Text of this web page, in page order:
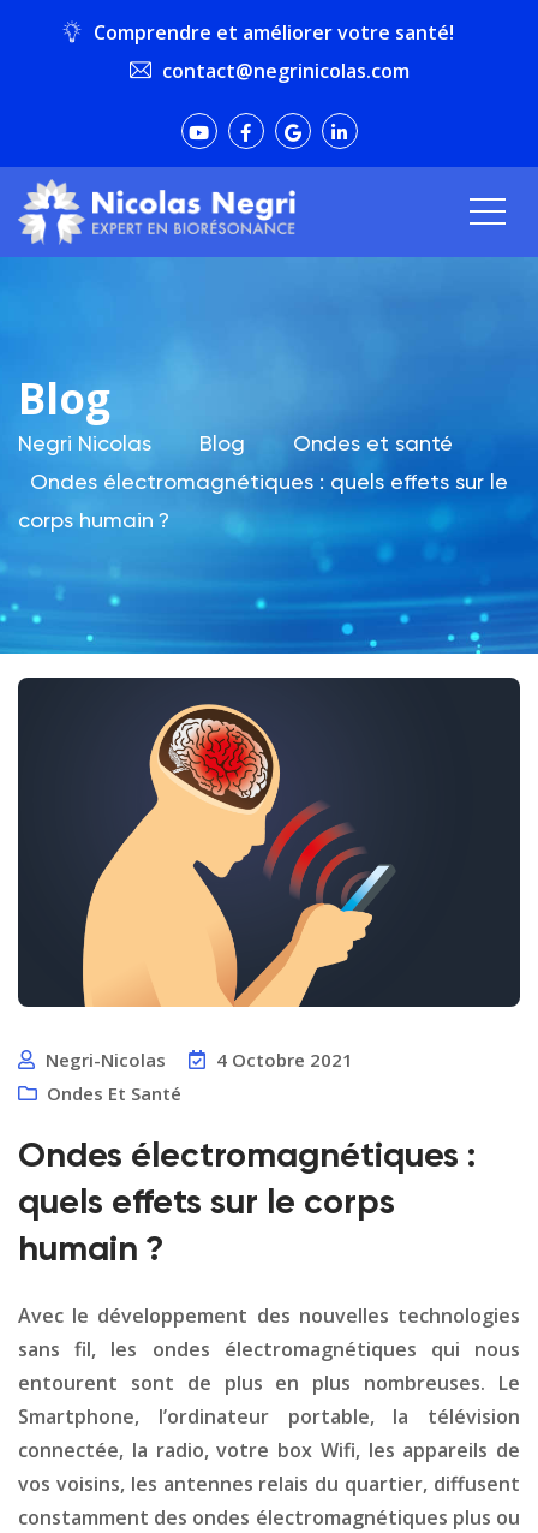
Comprendre et améliorer votre santé!
contact@negrinicolas.com
Blog
Negri Nicolas Blog
Ondes et santé
Ondes électromagnétiques : quels effets sur le
corps humain ?
Negri-Nicolas
4 Octobre 2021
Ondes Et Santé
Ondes électromagnétiques :
quels effets sur le corps
humain ?
Avec le développement des nouvelles technologies
sans fil, les ondes électromagnétiques qui nous
entourent sont de plus en plus nombreuses. Le
Smartphone, l’ordinateur portable, la télévision
connectée, la radio, votre box Wifi, les appareils de
vos voisins, les antennes relais du quartier, diffusent
constamment des ondes électromagnétiques plus ou